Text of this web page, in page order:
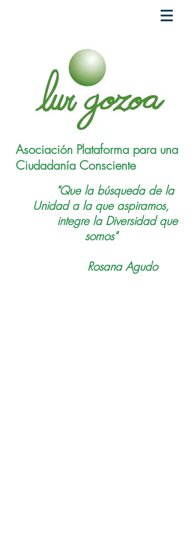
Asociación Plataforma para una
Ciudadanía Consciente
"Que la búsqueda de la
Unidad a la que aspiramos,
integre la Diversidad que
somos"
Rosana Agudo